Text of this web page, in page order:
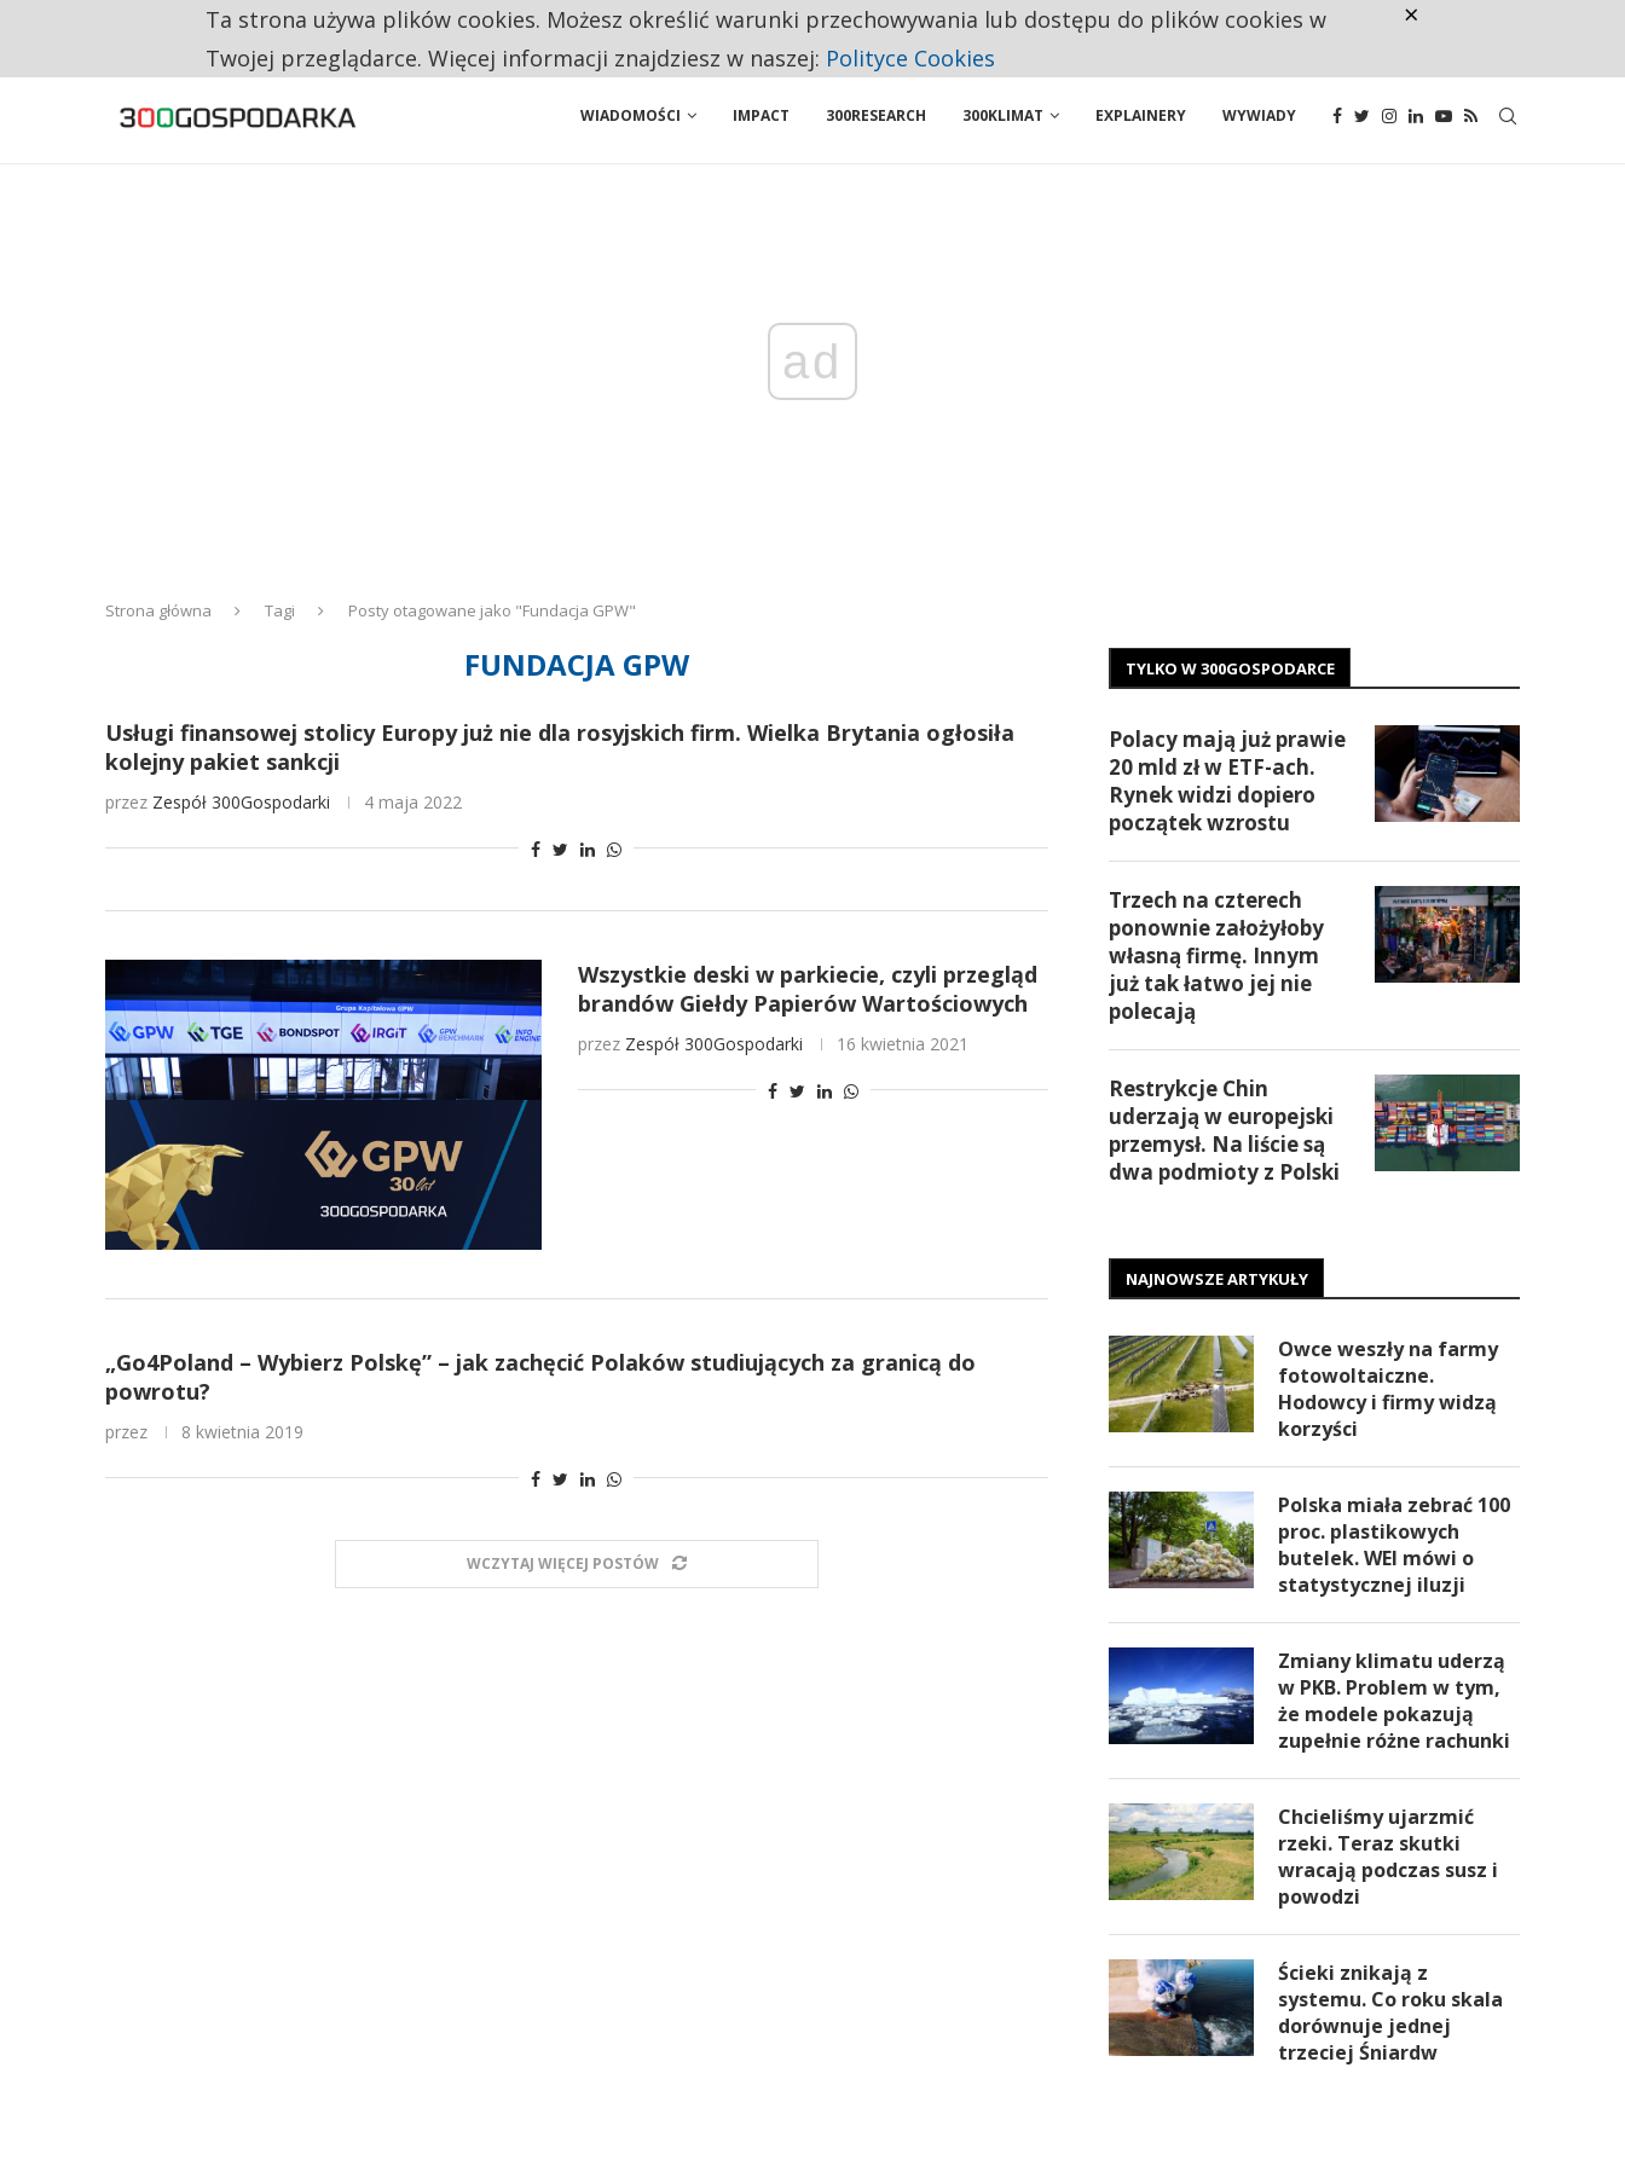
TRZECH NA CZTERECH PONOWNIE ZAŁOŻYŁOBY WŁASNĄ FIRMĘ. INNYM JUŻ TAK ŁATWO JEJ NIE POLECAJĄ
WIADOMOŚCI IMPACT 300RESEARCH 300KLIMAT EXPLAINERY WYWIADY
ad
Strona główna Tagi Posty otagowane jako "Fundacja GPW"
FUNDACJA GPW
Usługi finansowej stolicy Europy już nie dla rosyjskich firm. Wielka Brytania ogłosiła
kolejny pakiet sankcji
przez Zespół 300Gospodarki 4 maja 2022
Wszystkie deski w parkiecie, czyli przegląd
brandów Giełdy Papierów Wartościowych
przez Zespół 300Gospodarki 16 kwietnia 2021
„Go4Poland – Wybierz Polskę” – jak zachęcić Polaków studiujących za granicą do
powrotu?
przez 8 kwietnia 2019
WCZYTAJ WIĘCEJ POSTÓW
TYLKO W 300GOSPODARCE
Polacy mają już prawie
20 mld zł w ETF-ach.
Rynek widzi dopiero
początek wzrostu
Trzech na czterech
ponownie założyłoby
własną firmę. Innym
już tak łatwo jej nie
polecają
Restrykcje Chin
uderzają w europejski
przemysł. Na liście są
dwa podmioty z Polski
NAJNOWSZE ARTYKUŁY
Owce weszły na farmy
fotowoltaiczne.
Hodowcy i firmy widzą
korzyści
Polska miała zebrać 100
proc. plastikowych
butelek. WEI mówi o
statystycznej iluzji
Zmiany klimatu uderzą
w PKB. Problem w tym,
że modele pokazują
zupełnie różne rachunki
Chcieliśmy ujarzmić
rzeki. Teraz skutki
wracają podczas susz i
powodzi
Ścieki znikają z
systemu. Co roku skala
dorównuje jednej
trzeciej Śniardw
Ta strona używa plików cookies. Możesz określić warunki przechowywania lub dostępu do plików cookies w
Twojej przeglądarce. Więcej informacji znajdziesz w naszej: Polityce Cookies
×